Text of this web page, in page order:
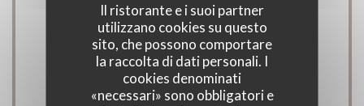
Il ristorante e i suoi partner
utilizzano cookies su questo
sito, che possono comportare
la raccolta di dati personali. I
cookies denominati
«necessari» sono obbligatori e
Servizi
Accesso disabili, Terrazzo
Metodo di pagamento